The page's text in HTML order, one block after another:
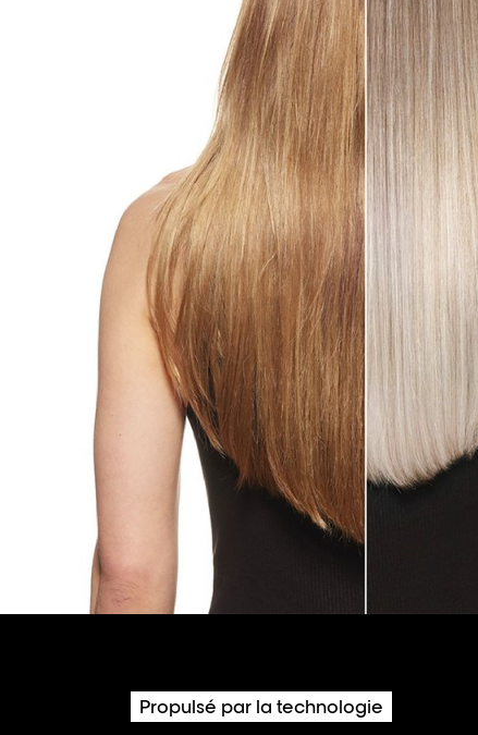
Propulsé par la technologie